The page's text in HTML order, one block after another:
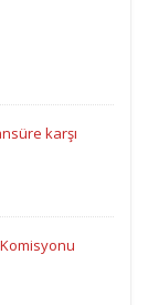
karşı
Komisyonu